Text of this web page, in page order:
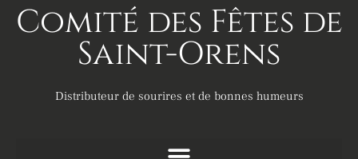
Comité des Fêtes de
Saint-Orens
Distributeur de sourires et de bonnes humeurs